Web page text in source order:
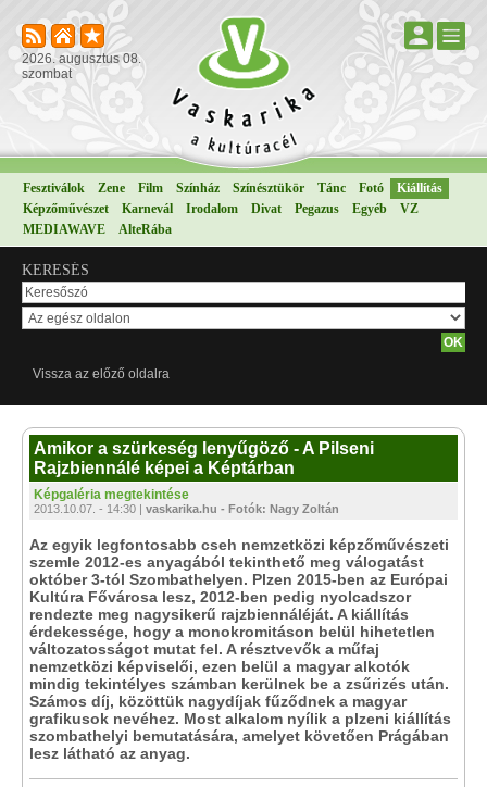
2026. augusztus 08.
szombat
Fesztiválok Zene Film Színház Színésztükör Tánc Fotó
Kiállítás
Képzőművészet
Karnevál Irodalom Divat Pegazus Egyéb
VZ
MEDIAWAVE
AlteRába
KERESÉS
Vissza az előző oldalra
Amikor a szürkeség lenyűgöző - A Pilseni
Rajzbiennálé képei a Képtárban
Képgaléria megtekintése
2013.10.07. - 14:30 | vaskarika.hu - Fotók: Nagy Zoltán
Az egyik legfontosabb cseh nemzetközi képzőművészeti
szemle 2012-es anyagából tekinthető meg válogatást
október 3-tól Szombathelyen. Plzen 2015-ben az Európai
Kultúra Fővárosa lesz, 2012-ben pedig nyolcadszor
rendezte meg nagysikerű rajzbiennáléját. A kiállítás
érdekessége, hogy a monokromitáson belül hihetetlen
változatosságot mutat fel. A résztvevők a műfaj
nemzetközi képviselői, ezen belül a magyar alkotók
mindig tekintélyes számban kerülnek be a zsűrizés után.
Számos díj, közöttük nagydíjak fűződnek a magyar
grafikusok nevéhez. Most alkalom nyílik a plzeni kiállítás
szombathelyi bemutatására, amelyet követően Prágában
lesz látható az anyag.